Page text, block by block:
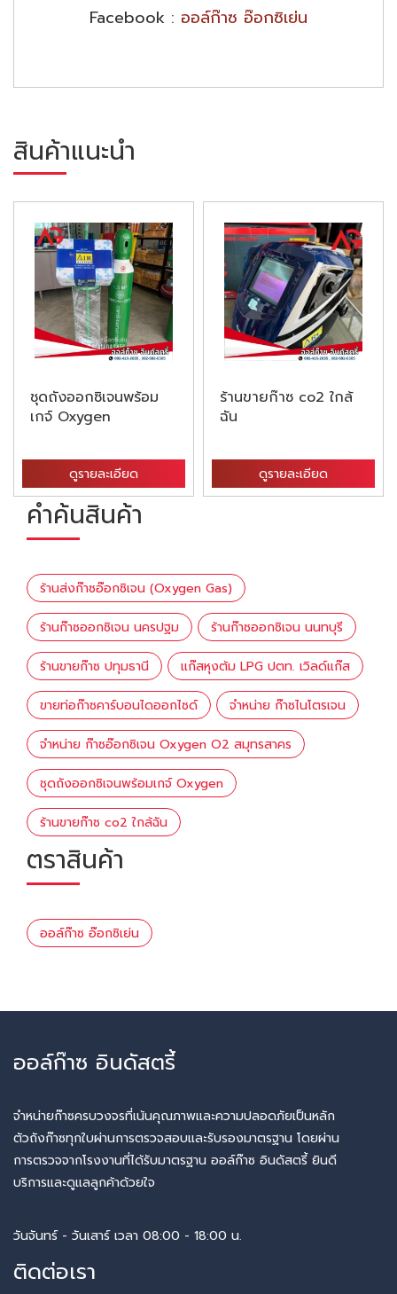
Facebook : ออล์ก๊าซ อ๊อกซิเย่น
สินค้าแนะนำ
ชุดถังออกซิเจนพร้อม
เกจ์ Oxygen
ดูรายละเอียด
ร้านขายก๊าซ co2 ใกล้
ฉัน
ดูรายละเอียด
คำค้นสินค้า
ร้านส่งก๊าซอ๊อกซิเจน (Oxygen Gas)
ร้านก๊าซออกซิเจน นครปฐม ร้านก๊าซออกซิเจน นนทบุรี
ร้านขายก๊าซ ปทุมธานี แก๊สหุงต้ม LPG ปตท. เวิลด์แก๊ส
ขายท่อก๊าซคาร์บอนไดออกไซด์ จำหน่าย ก๊าซไนโตรเจน
จำหน่าย ก๊าซอ๊อกซิเจน Oxygen O2 สมุทรสาคร
ชุดถังออกซิเจนพร้อมเกจ์ Oxygen
ร้านขายก๊าซ co2 ใกล้ฉัน
ตราสินค้า
ออล์ก๊าซ อ๊อกซิเย่น
ออล์ก๊าซ อินดัสตรี้
จำหน่ายก๊าซครบวงจรที่เน้นคุณภาพและความปลอดภัยเป็นหลัก
ตัวถังก๊าซทุกใบผ่านการตรวจสอบและรับรองมาตรฐาน โดยผ่าน
การตรวจจากโรงงานที่ได้รับมาตรฐาน ออล์ก๊าซ อินดัสตรี้ ยินดี
บริการและดูแลลูกค้าด้วยใจ
วันจันทร์ - วันเสาร์ เวลา 08:00 - 18:00 น.
ติดต่อเรา